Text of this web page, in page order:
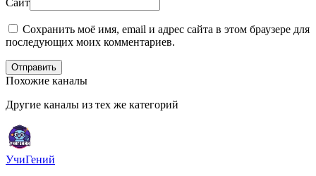
Сохранить моё имя, email и адрес сайта в этом браузере для
последующих моих комментариев.
Отправить
Похожие каналы
Другие каналы из тех же категорий
УчиГений